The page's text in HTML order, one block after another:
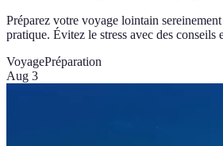
Préparez votre voyage lointain
pratique. Évitez le stress avec des conseils
VoyagePréparation
Aug 3